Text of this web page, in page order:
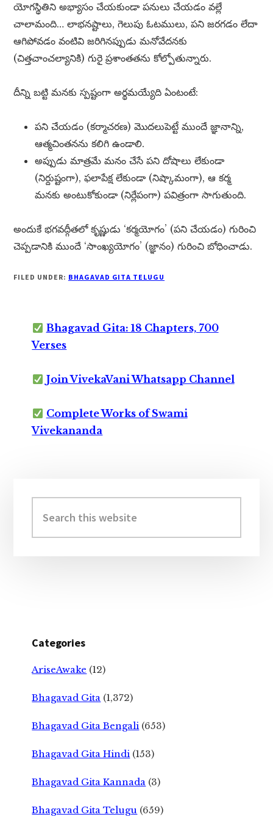
యోగస్థితిని అభ్యాసం చేయకుండా పనులు చేయడం వల్లే
చాలామంది… లాభనష్టాలు, గెలుపు ఓటములు, పని జరగడం లేదా
ఆగిపోవడం వంటివి జరిగినప్పుడు మనోవేదనకు
(చిత్తచాంచల్యానికి) గురై ప్రశాంతతను కోల్పోతున్నారు.
దీన్ని బట్టి మనకు స్పష్టంగా అర్థమయ్యేది ఏంటంటే:
పని చేయడం (కర్మాచరణ) మొదలుపెట్టే ముందే జ్ఞానాన్ని,
ఆత్మచింతనను కలిగి ఉండాలి.
అప్పుడు మాత్రమే మనం చేసే పని దోషాలు లేకుండా
(నిర్దుష్టంగా), ఫలాపేక్ష లేకుండా (నిష్కామంగా), ఆ కర్మ
మనకు అంటుకోకుండా (నిర్లేపంగా) పవిత్రంగా సాగుతుంది.
అందుకే భగవద్గీతలో కృష్ణుడు ‘కర్మయోగం’ (పని చేయడం) గురించి
చెప్పడానికి ముందే ‘సాంఖ్యయోగం’ (జ్ఞానం) గురించి బోధించాడు.
FILED UNDER: BHAGAVAD GITA TELUGU
Bhagavad Gita: 18 Chapters, 700
Verses
Join VivekaVani Whatsapp Channel
Complete Works of Swami
Vivekananda
Sidebar
this
website
Categories
AriseAwake (12)
Bhagavad Gita (1,372)
Bhagavad Gita Bengali (653)
Bhagavad Gita Hindi (153)
Bhagavad Gita Kannada (3)
Bhagavad Gita Telugu (659)